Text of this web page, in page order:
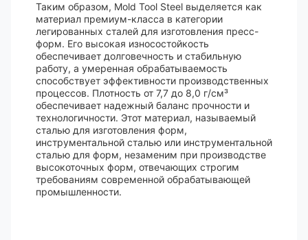
Таким образом, Mold Tool Steel выделяется как
материал премиум-класса в категории
легированных сталей для изготовления пресс-
форм. Его высокая износостойкость
обеспечивает долговечность и стабильную
работу, а умеренная обрабатываемость
способствует эффективности производственных
процессов. Плотность от 7,7 до 8,0 г/см³
обеспечивает надежный баланс прочности и
технологичности. Этот материал, называемый
сталью для изготовления форм,
инструментальной сталью или инструментальной
сталью для форм, незаменим при производстве
высокоточных форм, отвечающих строгим
требованиям современной обрабатывающей
промышленности.